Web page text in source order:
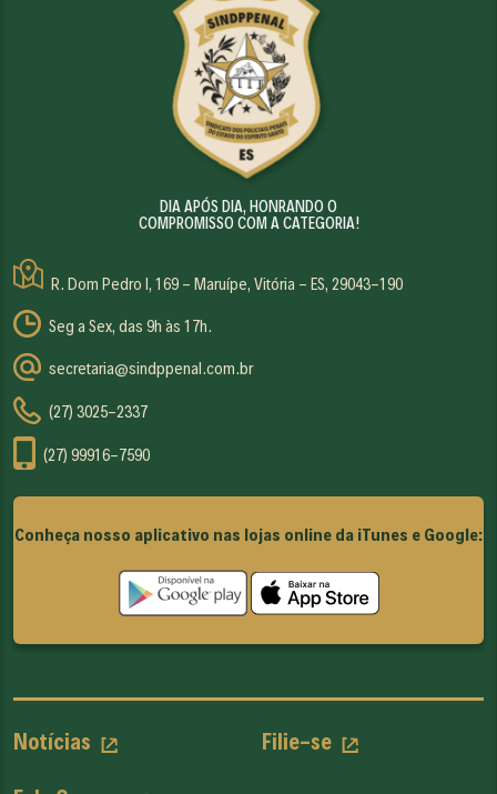
DIA APÓS DIA, HONRANDO O
COMPROMISSO COM A CATEGORIA!
R. Dom Pedro I, 169 - Maruípe, Vitória - ES, 29043-190
Seg a Sex, das 9h às 17h.
secretaria@sindppenal.com.br
(27) 3025-2337
(27) 99916-7590
Conheça nosso aplicativo nas lojas online da iTunes e Google:
Notícias Filie-se